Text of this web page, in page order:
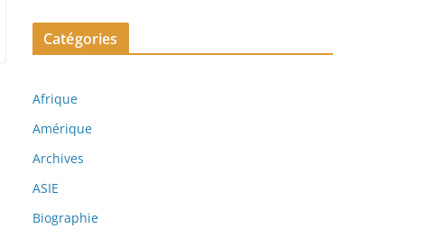
Catégories
Afrique
Amérique
Archives
ASIE
Biographie